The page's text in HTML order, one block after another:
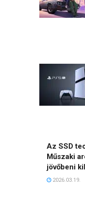
Az SSD
Műszaki
jövőbeni
2026.03.19.